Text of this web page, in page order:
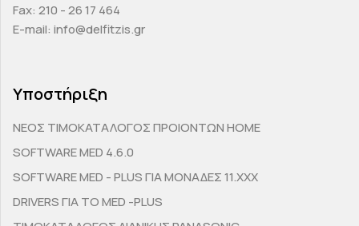
Fax: 210 - 26 17 464
E-mail: info@delfitzis.gr
Υποστήριξη
ΝΕΟΣ ΤΙΜΟΚΑΤΑΛΟΓΟΣ ΠΡΟΙΟΝΤΩΝ HOME
SOFTWARE MED 4.6.0
SOFTWARE MED - PLUS ΓΙΑ ΜΟΝΑΔΕΣ 11.ΧΧΧ
DRIVERS ΓΙΑ ΤΟ MED -PLUS